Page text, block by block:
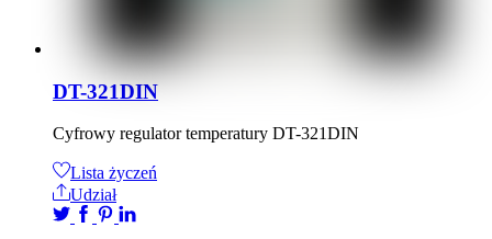
DT-321DIN
Cyfrowy regulator temperatury DT-321DIN
Lista życzeń
Udział